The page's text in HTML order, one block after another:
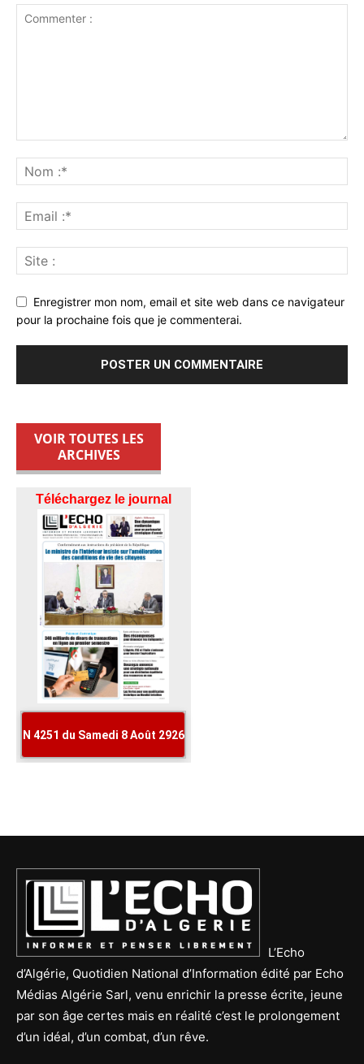
Enregistrer mon nom, email et site web dans ce navigateur
pour la prochaine fois que je commenterai.
VOIR TOUTES LES
ARCHIVES
L’Echo
d’Algérie, Quotidien National d’Information édité par Echo
Médias Algérie Sarl, venu enrichir la presse écrite, jeune
par son âge certes mais en réalité c’est le prolongement
d’un idéal, d’un combat, d’un rêve.